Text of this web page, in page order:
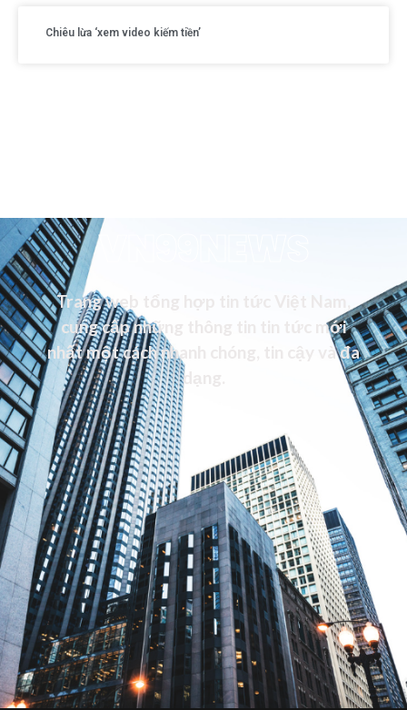
Chiêu lừa ‘xem video kiếm tiền’
VN99NEWS
Trang web tổng hợp tin tức Việt Nam,
cung cấp những thông tin tin tức mới
nhất một cách nhanh chóng, tin cậy và đa
dạng.